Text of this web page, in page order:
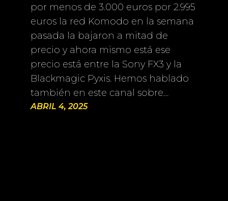
por menos de 3.000 euros por 2.995
euros la red Komodo en la semana
pasada la bajaron a mitad de
precio y ahora mismo está ese
precio está entre la Sony FX3 y la
Blackmagic Pyxis. Hemos hablado
también en este canal sobre…
ABRIL 4, 2025